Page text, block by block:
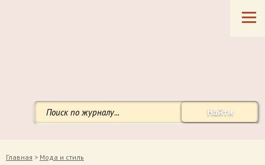
Найти
Главная > Мода и стиль